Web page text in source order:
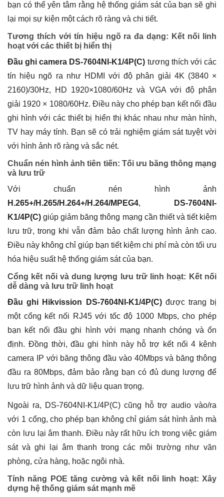
bạn có thể yên tâm rằng hệ thống giám sát của bạn sẽ ghi
lại mọi sự kiện một cách rõ ràng và chi tiết.
Tương thích với tín hiệu ngõ ra đa dạng: Kết nối linh
hoạt với các thiết bị hiển thị
Đầu ghi camera DS-7604NI-K1/4P(C) tương thích với các
tín hiệu ngõ ra như HDMI với độ phân giải 4K (3840 ×
2160)/30Hz, HD 1920×1080/60Hz và VGA với độ phân
giải 1920 × 1080/60Hz. Điều này cho phép bạn kết nối đầu
ghi hình với các thiết bị hiển thị khác nhau như màn hình,
TV hay máy tính. Bạn sẽ có trải nghiệm giám sát tuyệt vời
với hình ảnh rõ ràng và sắc nét.
Chuẩn nén hình ảnh tiên tiến: Tối ưu băng thông mạng
và lưu trữ
Với chuẩn nén hình ảnh
H.265+/H.265/H.264+/H.264/MPEG4,
DS-7604NI-
K1/4P(C) giúp giảm băng thông mạng cần thiết và tiết kiệm
lưu trữ, trong khi vẫn đảm bảo chất lượng hình ảnh cao.
Điều này không chỉ giúp bạn tiết kiệm chi phí mà còn tối ưu
hóa hiệu suất hệ thống giám sát của bạn.
Cổng kết nối và dung lượng lưu trữ linh hoạt: Kết nối
dễ dàng và lưu trữ linh hoạt
Đầu ghi Hikvission DS-7604NI-K1/4P(C)được trang bị
một cổng kết nối RJ45 với tốc độ 1000 Mbps, cho phép
bạn kết nối đầu ghi hình với mạng nhanh chóng và ổn
định. Đồng thời, đầu ghi hình này hỗ trợ kết nối 4 kênh
camera IP với băng thông đầu vào 40Mbps và băng thông
đầu ra 80Mbps, đảm bảo rằng bạn có đủ dung lượng để
lưu trữ hình ảnh và dữ liệu quan trọng.
Ngoài ra, DS-7604NI-K1/4P(C) cũng hỗ trợ audio vào/ra
với 1 cổng, cho phép bạn không chỉ giám sát hình ảnh mà
còn lưu lại âm thanh. Điều này rất hữu ích trong việc giám
sát và ghi lại âm thanh trong các môi trường như văn
phòng, cửa hàng, hoặc ngôi nhà.
Tính năng POE tăng cường và kết nối linh hoạt: Xây
dựng hệ thống giám sát mạnh mẽ